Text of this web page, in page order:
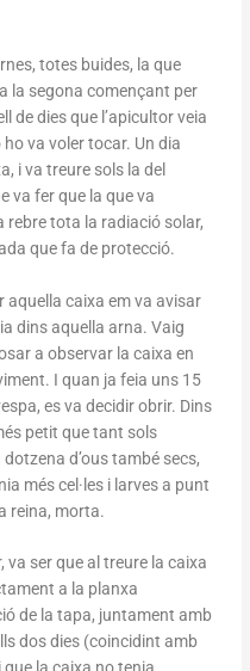
totes buides, la que
la segona començant per
de dies que l’apicultor veia
ho va voler tocar. Un dia
i va treure sols la del
va fer que la que va
rebre tota la radiació solar,
que fa de protecció.
aquella caixa em va avisar
dins aquella arna. Vaig
a observar la caixa en
I quan ja feia uns 15
es va decidir obrir. Dins
petit que tant sols
d’ous també secs,
més cel·les i larves a punt
reina, morta.
va ser que al treure la caixa
a la planxa
de la tapa, juntament amb
dos dies (coincidint amb